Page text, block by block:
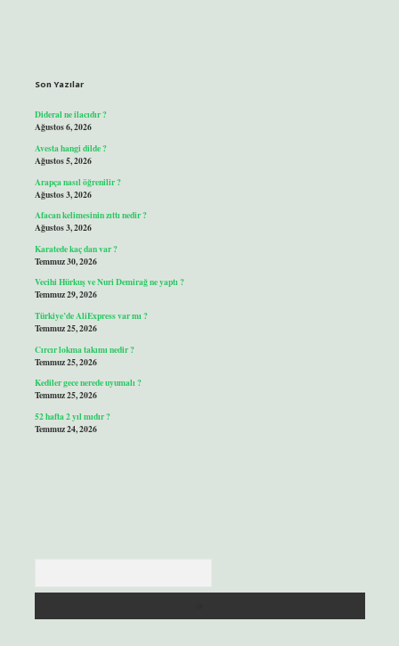
Son Yazılar
Dideral ne ilacıdır ?
Ağustos 6, 2026
Avesta hangi dilde ?
Ağustos 5, 2026
Arapça nasıl öğrenilir ?
Ağustos 3, 2026
Afacan kelimesinin zıttı nedir ?
Ağustos 3, 2026
Karatede kaç dan var ?
Temmuz 30, 2026
Vecihi Hürkuş ve Nuri Demirağ ne yaptı ?
Temmuz 29, 2026
Türkiye’de AliExpress var mı ?
Temmuz 25, 2026
Cırcır lokma takımı nedir ?
Temmuz 25, 2026
Kediler gece nerede uyumalı ?
Temmuz 25, 2026
52 hafta 2 yıl mıdır ?
Temmuz 24, 2026